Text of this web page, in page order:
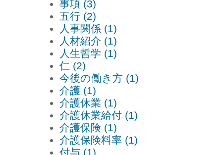
事項 (3)
五行 (2)
人事関係 (1)
人材紹介 (1)
人生哲学 (1)
仁 (2)
今後の働き方 (1)
介護 (1)
介護休業 (1)
介護休業給付 (1)
介護保険 (1)
介護保険料率 (1)
付与 (1)